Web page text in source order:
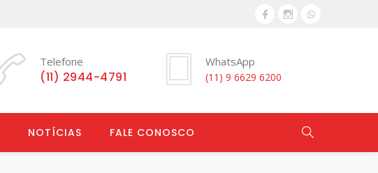
Telefone
(11) 2944-4791
WhatsApp
(11) 9 6629 6200
NOTÍCIAS FALE CONOSCO